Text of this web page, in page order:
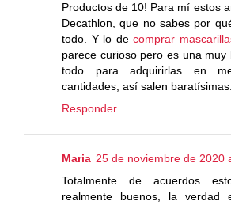
Productos de 10! Para mí estos
Decathlon, que no sabes por
todo. Y lo de comprar
parece curioso pero es una muy
todo para adquirirlas en
cantidades, así salen baratísimas.
Responder
Maria 25 de noviembre de 2020
Totalmente de acuerdos
realmente buenos, la verdad